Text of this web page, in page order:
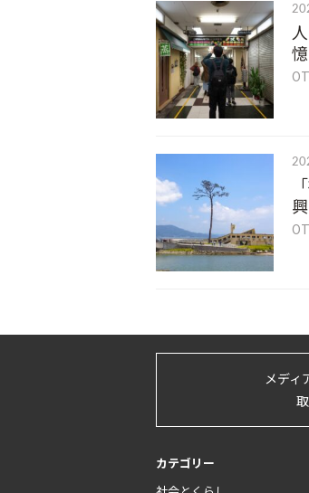
メディ
カテゴリー